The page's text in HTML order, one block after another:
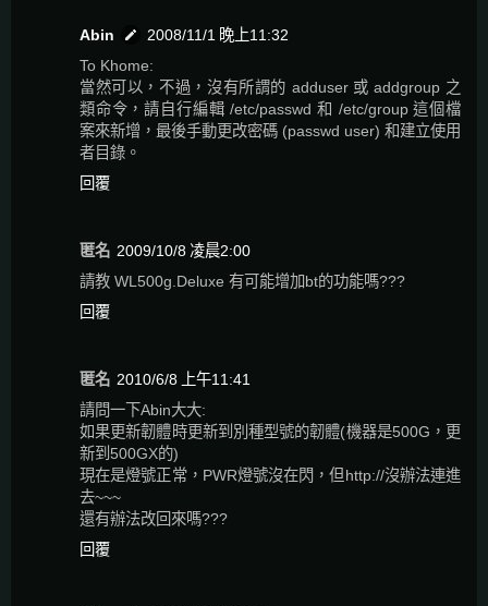
Abin
2008/11/1 晚上11:32
To Khome:
當然可以，不過，沒有所謂的 adduser 或 addgroup 之
類命令，請自行編輯 /etc/passwd 和 /etc/group 這個檔
案來新增，最後手動更改密碼 (passwd user) 和建立使用
者目錄。
回覆
匿名 2009/10/8 凌晨2:00
請教 WL500g.Deluxe 有可能增加bt的功能嗎???
回覆
匿名 2010/6/8 上午11:41
請問一下Abin大大:
如果更新韌體時更新到別種型號的韌體(機器是500G，更
新到500GX的)
現在是燈號正常，PWR燈號沒在閃，但http://沒辦法連進
去~~~
還有辦法改回來嗎???
回覆